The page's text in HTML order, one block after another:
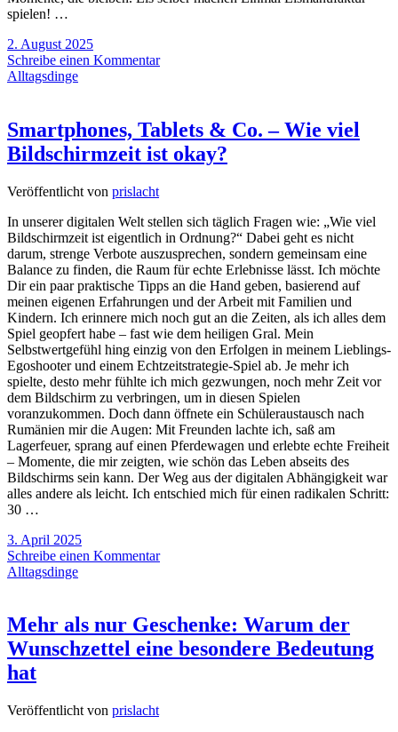
spielen! …
2. August 2025
Schreibe einen Kommentar
Alltagsdinge
Smartphones, Tablets & Co. – Wie viel
Bildschirmzeit ist okay?
Veröffentlicht von prislacht
In unserer digitalen Welt stellen sich täglich Fragen wie: „Wie viel
Bildschirmzeit ist eigentlich in Ordnung?“ Dabei geht es nicht
darum, strenge Verbote auszusprechen, sondern gemeinsam eine
Balance zu finden, die Raum für echte Erlebnisse lässt. Ich möchte
Dir ein paar praktische Tipps an die Hand geben, basierend auf
meinen eigenen Erfahrungen und der Arbeit mit Familien und
Kindern. Ich erinnere mich noch gut an die Zeiten, als ich alles dem
Spiel geopfert habe – fast wie dem heiligen Gral. Mein
Selbstwertgefühl hing einzig von den Erfolgen in meinem Lieblings-
Egoshooter und einem Echtzeitstrategie-Spiel ab. Je mehr ich
spielte, desto mehr fühlte ich mich gezwungen, noch mehr Zeit vor
dem Bildschirm zu verbringen, um in diesen Spielen
voranzukommen. Doch dann öffnete ein Schüleraustausch nach
Rumänien mir die Augen: Mit Freunden lachte ich, saß am
Lagerfeuer, sprang auf einen Pferdewagen und erlebte echte Freiheit
– Momente, die mir zeigten, wie schön das Leben abseits des
Bildschirms sein kann. Der Weg aus der digitalen Abhängigkeit war
alles andere als leicht. Ich entschied mich für einen radikalen Schritt:
30 …
3. April 2025
Schreibe einen Kommentar
Alltagsdinge
Mehr als nur Geschenke: Warum der
Wunschzettel eine besondere Bedeutung
hat
Veröffentlicht von prislacht